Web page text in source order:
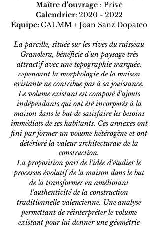
Maître d'ouvrage : Privé
Calendrier: 2020 - 2022
Équipe: CALMM + Joan Sanz Dopateo
La parcelle, située sur les rives du ruisseau
Granolera, bénéficie d'un paysage très
attractif avec une topographie marquée,
cependant la morphologie de la maison
existante ne contribue pas à sa jouissance.
Le volume existant est composé d'ajouts
indépendants qui ont été incorporés à la
maison dans le but de satisfaire les besoins
immédiats de ses habitants. Ces annexes ont
fini par former un volume hétérogène et ont
détérioré la valeur architecturale de la
construction.
La proposition part de l'idée d'étudier le
processus évolutif de la maison dans le but
de la transformer en améliorant
l'authenticité de la construction
traditionnelle valencienne. Une analyse
permettant de réinterpréter le volume
existant pour lui donner une géométrie